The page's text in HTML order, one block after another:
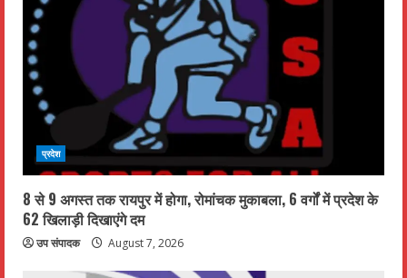
R
e
a
i
n
g
प्रदेश
8 से 9 अगस्त तक रायपुर में होगा, रोमांचक मुकाबला, 6 वर्गों में प्रदेश के
62 खिलाड़ी दिखाएंगे दम
उप संपादक August 7, 2026